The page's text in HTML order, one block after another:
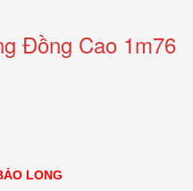
Đồng Cao 1m76
LONG